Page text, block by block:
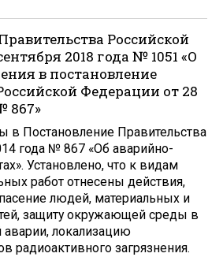
Российской
2018 года № 1051 «О
в постановление
Федерации от 28
867»
в Постановление Правительства
года № 867 «Об аварийно-
Установлено, что к видам
работ отнесены действия,
людей, материальных и
защиту окружающей среды в
локализацию
радиоактивного загрязнения.